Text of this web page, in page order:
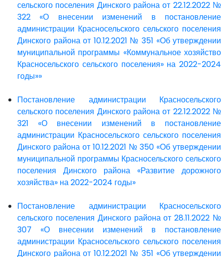
сельского поселения Динского района от 22.12.2022 №
322 «О внесении изменений в постановление
администрации Красносельского сельского поселения
Динского района от 10.12.2021 № 351 «Об утверждении
муниципальной программы «Коммунальное хозяйство
Красносельского сельского поселения» на 2022-2024
годы»»
Постановление администрации Красносельского
сельского поселения Динского района от 22.12.2022 №
321 «О внесении изменений в постановление
администрации Красносельского сельского поселения
Динского района от 10.12.2021 № 350 «Об утверждении
муниципальной программы Красносельского сельского
поселения Динского района «Развитие дорожного
хозяйства» на 2022-2024 годы»
Постановление администрации Красносельского
сельского поселения Динского района от 28.11.2022 №
307 «О внесении изменений в постановление
администрации Красносельского сельского поселения
Динского района от 10.12.2021 № 351 «Об утверждении